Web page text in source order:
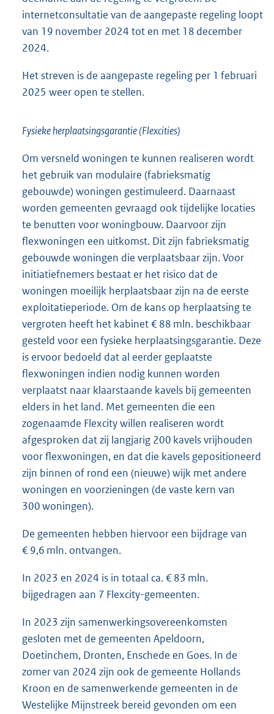
internetconsultatie van de aangepaste regeling loopt
van 19 november 2024 tot en met 18 december
2024.
Het streven is de aangepaste regeling per 1 februari
2025 weer open te stellen.
Fysieke herplaatsingsgarantie (Flexcities)
Om versneld woningen te kunnen realiseren wordt
het gebruik van modulaire (fabrieksmatig
gebouwde) woningen gestimuleerd. Daarnaast
worden gemeenten gevraagd ook tijdelijke locaties
te benutten voor woningbouw. Daarvoor zijn
flexwoningen een uitkomst. Dit zijn fabrieksmatig
gebouwde woningen die verplaatsbaar zijn. Voor
initiatiefnemers bestaat er het risico dat de
woningen moeilijk herplaatsbaar zijn na de eerste
exploitatieperiode. Om de kans op herplaatsing te
vergroten heeft het kabinet € 88 mln. beschikbaar
gesteld voor een fysieke herplaatsingsgarantie. Deze
is ervoor bedoeld dat al eerder geplaatste
flexwoningen indien nodig kunnen worden
verplaatst naar klaarstaande kavels bij gemeenten
elders in het land. Met gemeenten die een
zogenaamde Flexcity willen realiseren wordt
afgesproken dat zij langjarig 200 kavels vrijhouden
voor flexwoningen, en dat die kavels gepositioneerd
zijn binnen of rond een (nieuwe) wijk met andere
woningen en voorzieningen (de vaste kern van
300 woningen).
De gemeenten hebben hiervoor een bijdrage van
€ 9,6 mln. ontvangen.
In 2023 en 2024 is in totaal ca. € 83 mln.
bijgedragen aan 7 Flexcity-gemeenten.
In 2023 zijn samenwerkingsovereenkomsten
gesloten met de gemeenten Apeldoorn,
Doetinchem, Dronten, Enschede en Goes. In de
zomer van 2024 zijn ook de gemeente Hollands
Kroon en de samenwerkende gemeenten in de
Westelijke Mijnstreek bereid gevonden om een